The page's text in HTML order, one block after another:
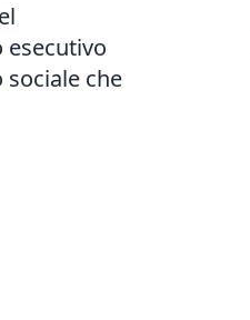
esecutivo
sociale che